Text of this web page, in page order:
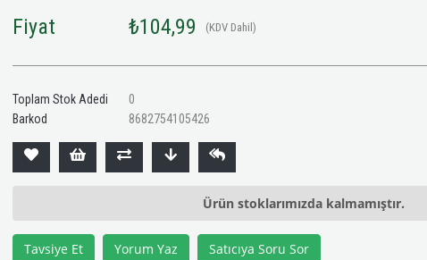
Fiyat ₺104,99 (KDV Dahil)
Toplam Stok Adedi
0
Barkod
8682754105426
Ürün stoklarımızda kalmamıştır.
Tavsiye Et Yorum Yaz Satıcıya Soru Sor